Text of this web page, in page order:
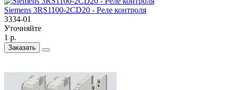
Siemens 3RS1100-2CD20 - Реле контроля
3334-01
Уточняйте
1 р.
Заказать